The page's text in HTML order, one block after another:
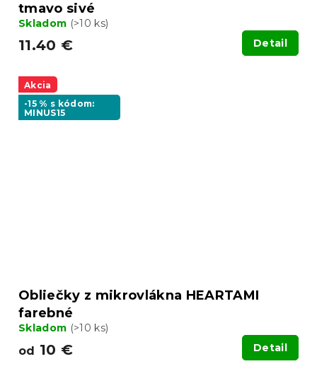
tmavo sivé
Skladom (>10 ks)
11.40 € Detail
Akcia
-15 % s kódom:
MINUS15
Obliečky z mikrovlákna HEARTAMI
farebné
Skladom (>10 ks)
od 10 € Detail